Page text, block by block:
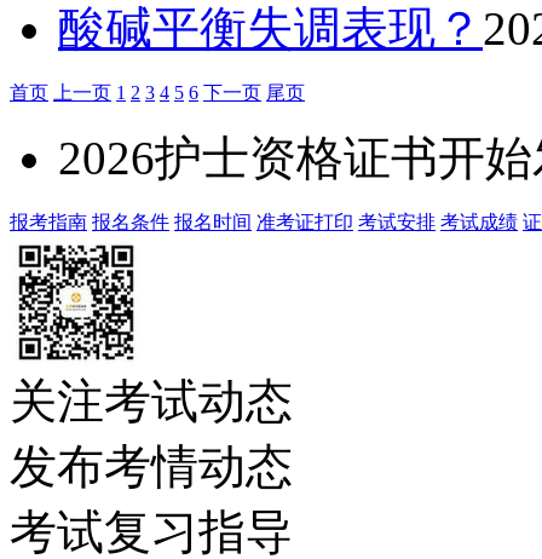
酸碱平衡失调表现？
首页 上一页 1 2 3 4 5 6 下一页 尾页
2026护士资格证书开
报考指南 报名条件 报名时间 准考证打印 考试安排 考试成绩
关注考试动态
发布考情动态
考试复习指导